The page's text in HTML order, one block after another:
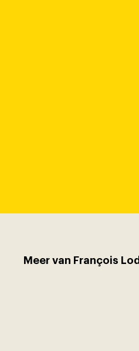
Meer van François